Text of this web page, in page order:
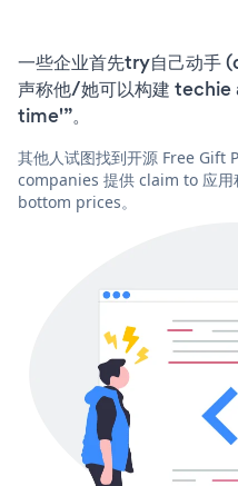
一些企业首先try自己动手
声称他/她可以构建
time'”。
其他人试图找到开源 Free Gift
companies 提供 claim to 应
bottom prices。